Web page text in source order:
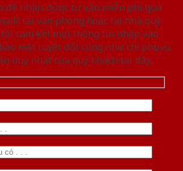
để nhận được tư vấn miễn phí qua
tại văn phòng hoặc tại nhà quý
tôi cam kết mọi thông tin nhập vào
mật tuyệt đối cũng như chỉ phục vụ
duy nhất của quý khách tại đây.